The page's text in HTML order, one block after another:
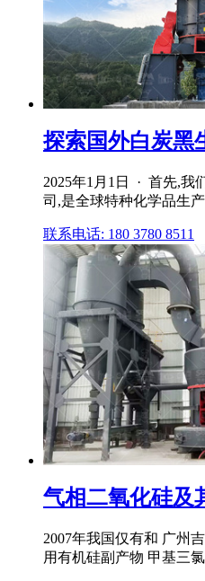
探索国外白炭黑
2025年1月1日 · 首先,我
司,是全球特种化学品生产
联系电话: 180 3780 8511
气相二氧化硅及
2007年我国仅有和 广州
用有机硅副产物 甲基三